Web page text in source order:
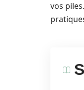
vos